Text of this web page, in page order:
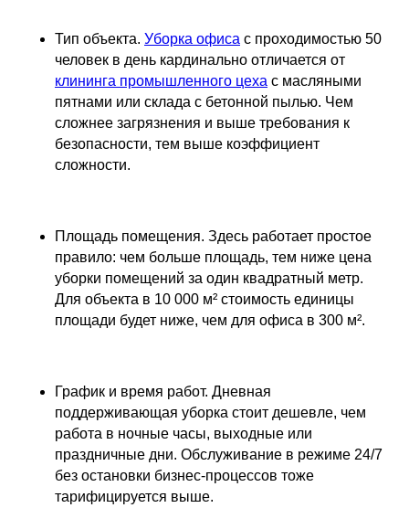
Тип объекта. Уборка офиса с проходимостью 50
человек в день кардинально отличается от
клининга промышленного цеха с масляными
пятнами или склада с бетонной пылью. Чем
сложнее загрязнения и выше требования к
безопасности, тем выше коэффициент
сложности.
Площадь помещения. Здесь работает простое
правило: чем больше площадь, тем ниже цена
уборки помещений за один квадратный метр.
Для объекта в 10 000 м² стоимость единицы
площади будет ниже, чем для офиса в 300 м².
График и время работ. Дневная
поддерживающая уборка стоит дешевле, чем
работа в ночные часы, выходные или
праздничные дни. Обслуживание в режиме 24/7
без остановки бизнес-процессов тоже
тарифицируется выше.